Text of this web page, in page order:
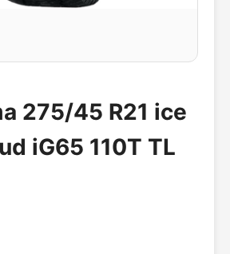
275/45 R21 ice
iG65 110T TL